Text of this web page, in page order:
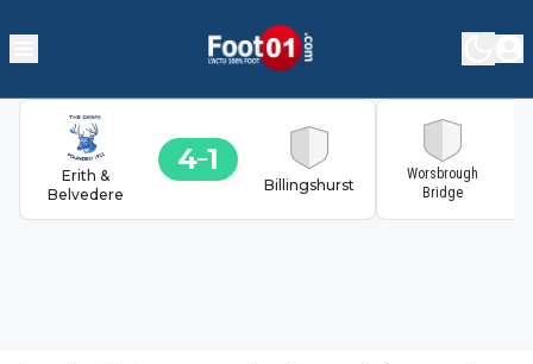
Erith &
Belvedere
4 1
Billingshurst
Worsbrough
Bridge